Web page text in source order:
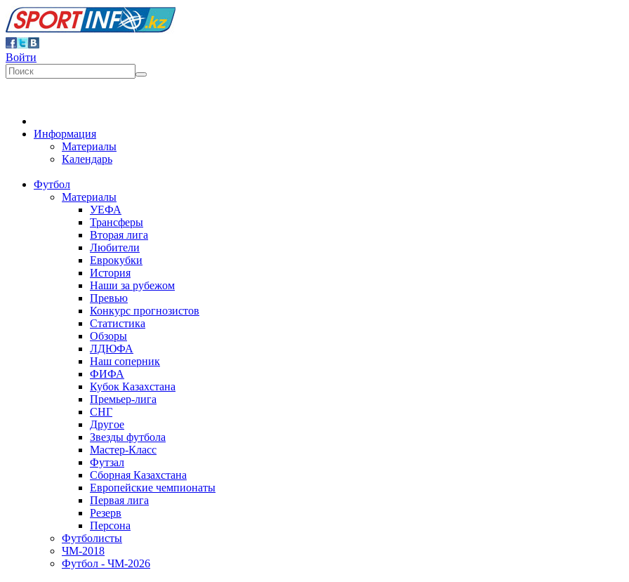
Войти
Информация
Материалы
Календарь
Футбол
Материалы
УЕФА
Трансферы
Вторая лига
Любители
Еврокубки
История
Наши за рубежом
Превью
Конкурс прогнозистов
Статистика
Обзоры
ЛДЮФА
Наш соперник
ФИФА
Кубок Казахстана
Премьер-лига
СНГ
Другое
Звезды футбола
Мастер-Класс
Футзал
Сборная Казахстана
Европейские чемпионаты
Первая лига
Резерв
Персона
Футболисты
ЧМ-2018
Футбол - ЧМ-2026